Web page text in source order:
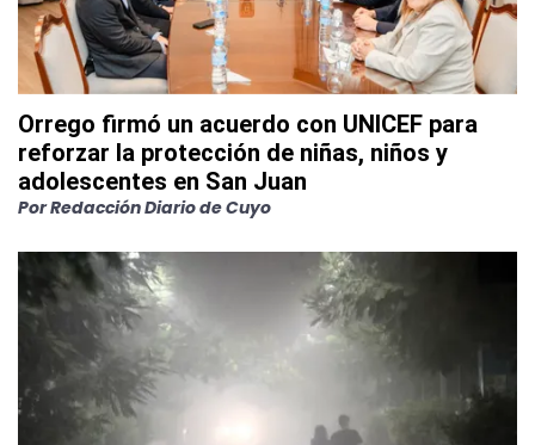
Orrego firmó un acuerdo con UNICEF para
reforzar la protección de niñas, niños y
adolescentes en San Juan
PorRedacción Diario de Cuyo